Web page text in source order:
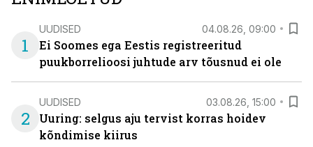
1
UUDISED 04.08.26, 09:00
Ei Soomes ega Eestis registreeritud
puukborrelioosi juhtude arv tõusnud ei ole
2
UUDISED 03.08.26, 15:00
Uuring: selgus aju tervist korras hoidev
kõndimise kiirus